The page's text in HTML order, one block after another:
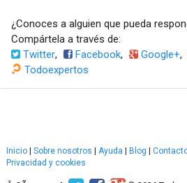
¿Conoces a alguien que pueda
Compártela a través de:
Twitter, Facebook, Google+,
Todoexpertos
Inicio Sobre nosotros Ayuda Blog
Privacidad y cookies